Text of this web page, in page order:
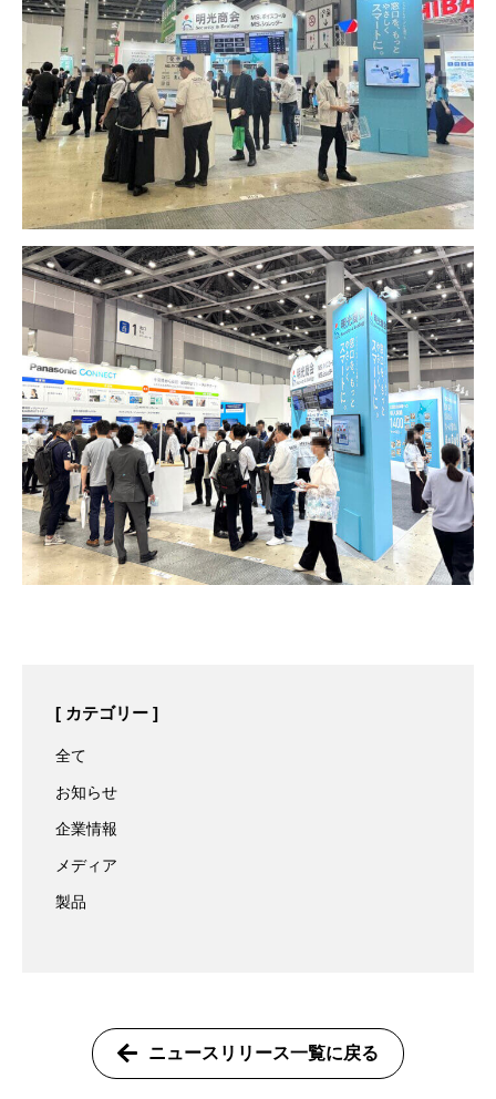
カテゴリー
全て
お知らせ
企業情報
メディア
製品
ニュースリリース一覧に戻る